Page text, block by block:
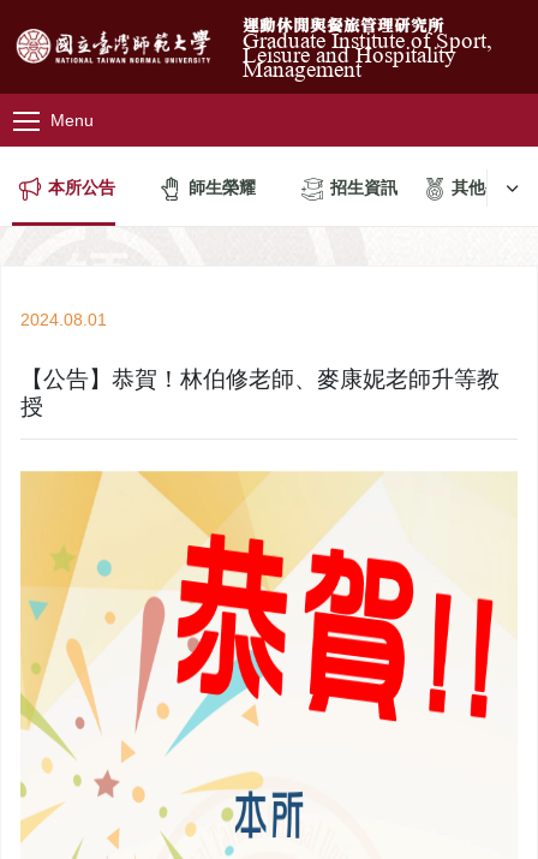
運動休閒與餐旅管理研究所
Graduate Institute of Sport,
Leisure and Hospitality
Management
Menu
本所公告 師生榮耀 招生資訊 其他公告
2024.08.01
【公告】恭賀！林伯修老師、麥康妮老師升等教
授